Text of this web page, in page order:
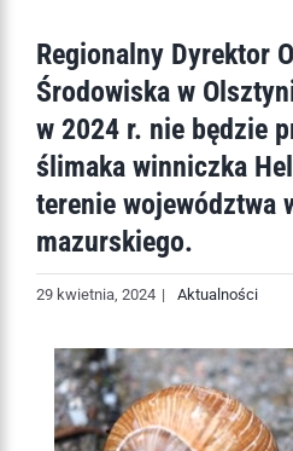
Regionalny Dyrektor
Środowiska w
w 2024 r. nie będzie
ślimaka winniczka
terenie województwa
mazurskiego.
29 kwietnia, 2024 | Aktualności